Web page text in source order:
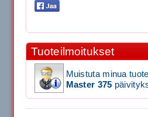
Signum S-7000
1,650.00€
Signum S-7000
Tuoteilmoitukset
Muistuta minua
Master 375